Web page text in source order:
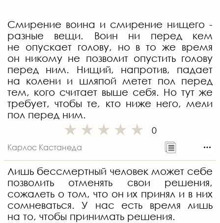
Смирение воина и смирение нищего -
разные вещи. Воин ни перед кем
не опускает голову, но в то же время
он никому не позволит опустить голову
перед ним. Нищий, напротив, падает
на колени и шляпой метет пол перед
тем, кого считает выше себя. Но тут же
требует, чтобы те, кто ниже него, мели
пол перед ним.
0
Карлос Кастанеда
Лишь бессмертный человек может себе
позволить отменять свои решения,
сожалеть о том, что он их принял и в них
сомневаться. У нас есть время лишь
на то, чтобы принимать решения.